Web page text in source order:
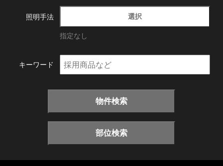
照明手法 選択
指定なし
キーワード
物件検索
部位検索